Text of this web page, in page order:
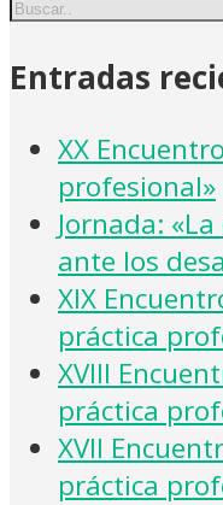
Entradas
XX
profesional»
Jornada:
ante los
XIX
práctica
XVIII
práctica
XVII
práctica